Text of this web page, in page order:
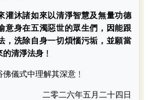
沐諸如來以清淨智慧及無量功德
意身在五濁惡世的眾生們，因能跟
，洗除自身一切煩惱污垢，並願當
清淨法身﹗
儀式中理解其深意﹗
二零二六年五月二十四日